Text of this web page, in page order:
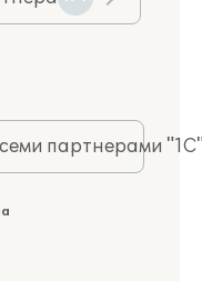
партнерами